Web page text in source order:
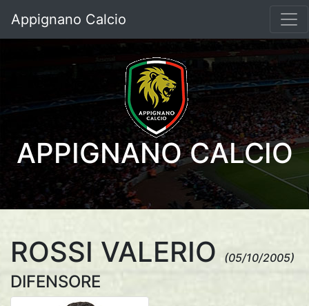
Appignano Calcio
APPIGNANO CALCIO
ROSSI VALERIO (05/10/2005)
DIFENSORE